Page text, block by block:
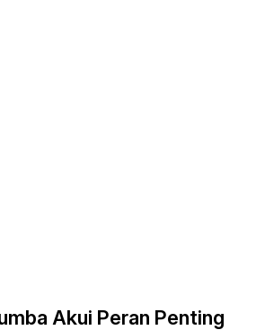
Akui Peran Penting